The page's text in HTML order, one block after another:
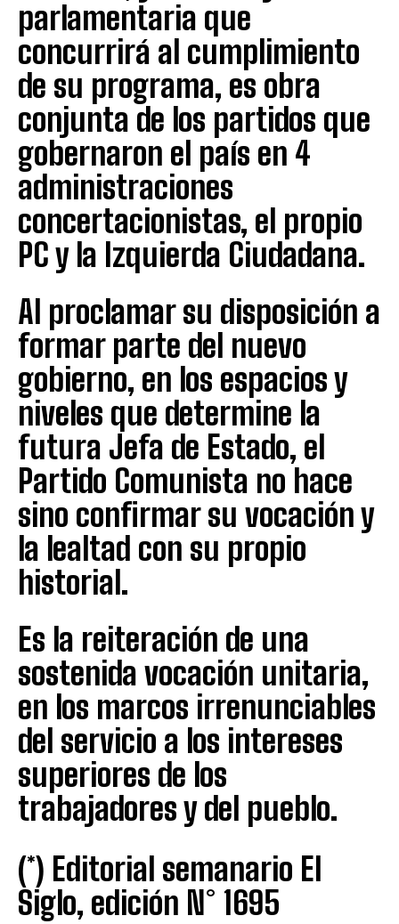
parlamentaria que
concurrirá al cumplimiento
de su programa, es obra
conjunta de los partidos que
gobernaron el país en 4
administraciones
concertacionistas, el propio
PC y la Izquierda Ciudadana.
Al proclamar su disposición a
formar parte del nuevo
gobierno, en los espacios y
niveles que determine la
futura Jefa de Estado, el
Partido Comunista no hace
sino confirmar su vocación y
la lealtad con su propio
historial.
Es la reiteración de una
sostenida vocación unitaria,
en los marcos irrenunciables
del servicio a los intereses
superiores de los
trabajadores y del pueblo.
(*) Editorial semanario El
Siglo, edición N° 1695